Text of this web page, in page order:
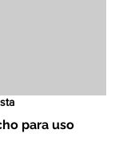
para uso